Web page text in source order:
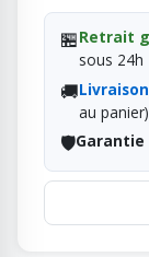
🏪Retrait
sous 24h
🚚
au panier)
🛡️Garantie